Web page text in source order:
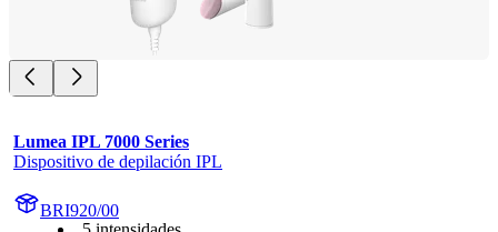
Lumea IPL 7000 Series
Dispositivo de depilación IPL
BRI920/00